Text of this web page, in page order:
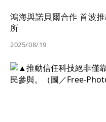
鴻海與諾貝爾合作 首波推出手持式眼底鏡將擴及25家診
所
2025/08/19